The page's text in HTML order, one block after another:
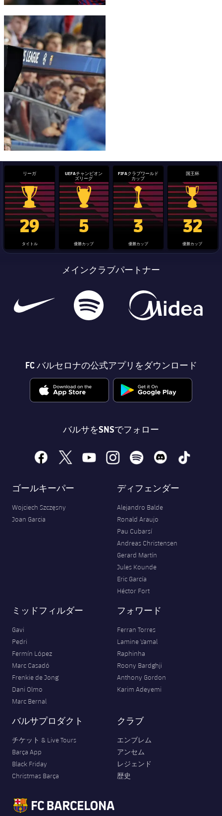
FC Barcelona club badge
リーガ
La Liga trophy
29
タイトル
UEFAチャンピオン
ズリーグ
Champions League trophy
5
優勝カップ
FIFAクラブワールド
カップ
label.aria.clubworldcup
3
優勝カップ
国王杯
国王杯
32
優勝カップ
メインクラブパートナー
FC バルセロナの公式アプリをダウンロード
バルサをSNSでフォロー
facebook
x youtubeinstagramspotify discord tiktok
ゴールキーパー
Wojciech Szczęsny
Joan Garcia
ディフェンダー
Alejandro Balde
Ronald Araujo
Pau Cubarsí
Andreas Christensen
Gerard Martín
Jules Kounde
Eric García
Héctor Fort
ミッドフィルダー
Gavi
Pedri
Fermín López
Marc Casadó
Frenkie de Jong
Dani Olmo
Marc Bernal
フォワード
Ferran Torres
Lamine Yamal
Raphinha
Roony Bardghji
Anthony Gordon
Karim Adeyemi
バルサプロダクト
チケット & Live Tours
Barça App
Black Friday
Christmas Barça
クラブ
エンブレム
アンセム
レジェンド
歴史